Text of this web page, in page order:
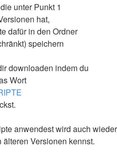
unter Punkt 1
hat,
dafür in den Ordner
speichern
downloaden indem du
Wort
anwendest wird auch
Versionen kennst.